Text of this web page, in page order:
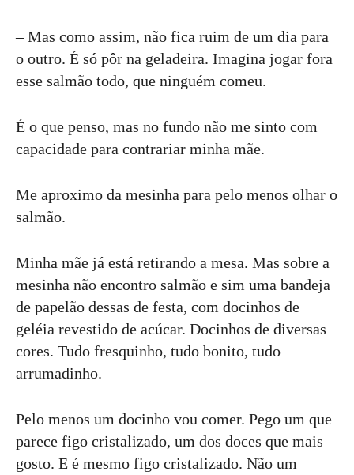
– Mas como assim, não fica ruim de um dia para
o outro. É só pôr na geladeira. Imagina jogar fora
esse salmão todo, que ninguém comeu.
É o que penso, mas no fundo não me sinto com
capacidade para contrariar minha mãe.
Me aproximo da mesinha para pelo menos olhar o
salmão.
Minha mãe já está retirando a mesa. Mas sobre a
mesinha não encontro salmão e sim uma bandeja
de papelão dessas de festa, com docinhos de
geléia revestido de acúcar. Docinhos de diversas
cores. Tudo fresquinho, tudo bonito, tudo
arrumadinho.
Pelo menos um docinho vou comer. Pego um que
parece figo cristalizado, um dos doces que mais
gosto. E é mesmo figo cristalizado. Não um